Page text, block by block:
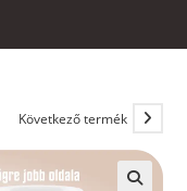
Következő termék